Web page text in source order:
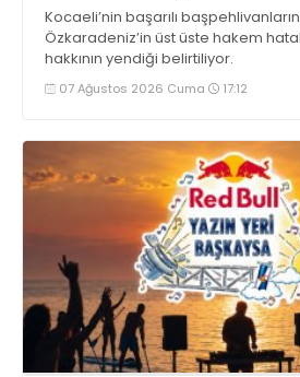
Kocaeli’nin başarılı
Özkaradeniz’in üst üste hakem
hakkının yendiği belirtiliyor.
07 Ağustos 2026 Cuma 17:12